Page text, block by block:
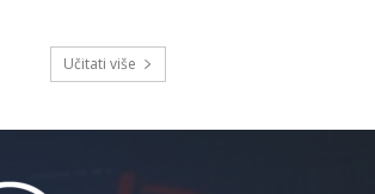
Učitati više